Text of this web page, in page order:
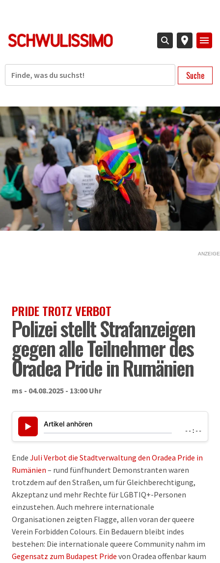
Suche
ANZEIGE
PRIDE TROTZ VERBOT
Polizei stellt Strafanzeigen
gegen alle Teilnehmer des
Oradea Pride in Rumänien
ms - 04.08.2025 - 13:00 Uhr
▶ Artikel anhören
--:--
Ende Juli Verbot die Stadtverwaltung den Oradea Pride in
Rumänien – rund fünfhundert Demonstranten waren
trotzdem auf den Straßen, um für Gleichberechtigung,
Akzeptanz und mehr Rechte für LGBTIQ+-Personen
einzustehen. Auch mehrere internationale
Organisationen zeigten Flagge, allen voran der queere
Verein Forbidden Colours. Ein Bedauern bleibt indes
bestehen: Die internationale queere Community nahm im
Gegensatz zum Budapest Pride von Oradea offenbar kaum